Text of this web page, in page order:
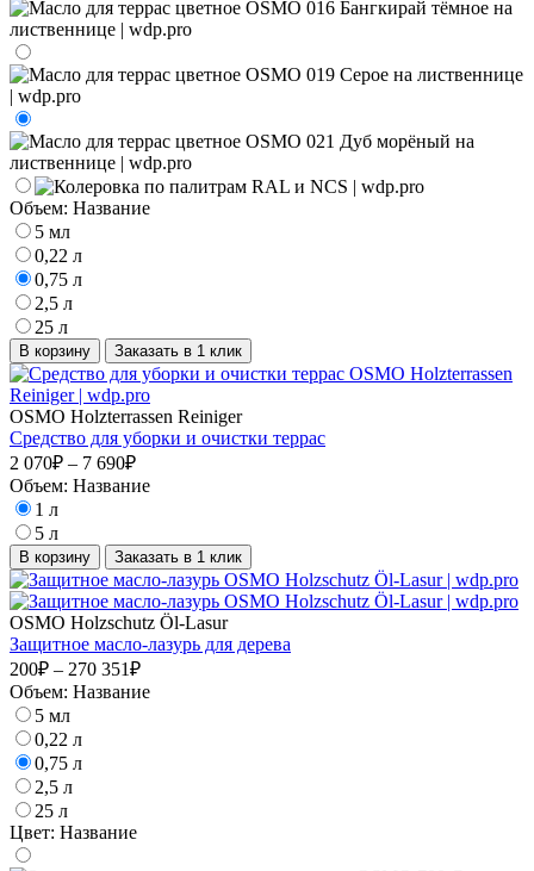
Объем: Название
5 мл
0,22 л
0,75 л
2,5 л
25 л
В корзину Заказать в 1 клик
OSMO Holzterrassen Reiniger
Средство для уборки и очистки террас
2 070₽ – 7 690₽
Объем: Название
1 л
5 л
В корзину Заказать в 1 клик
OSMO Holzschutz Öl-Lasur
Защитное масло-лазурь для дерева
200₽ – 270 351₽
Объем: Название
5 мл
0,22 л
0,75 л
2,5 л
25 л
Цвет: Название